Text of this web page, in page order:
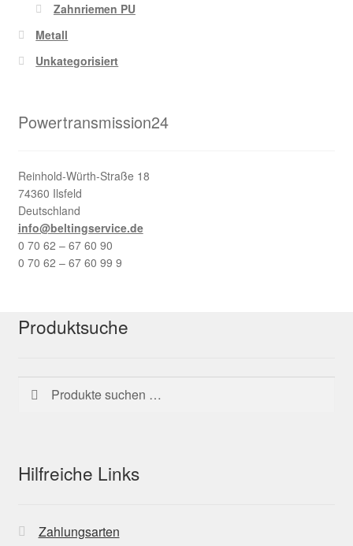
Zahnriemen PU
Metall
Unkategorisiert
Powertransmission24
Reinhold-Würth-Straße 18
74360 Ilsfeld
Deutschland
info@beltingservice.de
0 70 62 – 67 60 90
0 70 62 – 67 60 99 9
Produktsuche
Suchen
nach:
Suchen
Hilfreiche Links
Zahlungsarten